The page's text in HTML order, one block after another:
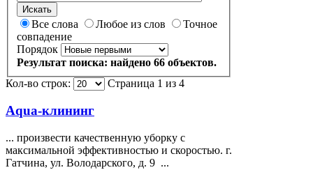
Искать
Все слова Любое из слов
Точное
совпадение
Порядок
Результат поиска: найдено 66 объектов.
Кол-во строк:
Страница 1 из 4
Aqua-клининг
... произвести качественную уборку с
максимальной эффективностью и скоростью. г.
Гатчина, ул. Володарского, д. 9 ...